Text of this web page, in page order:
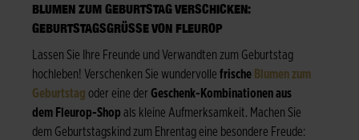
BLUMEN ZUM GEBURTSTAG VERSCHICKEN:
GEBURTSTAGSGRÜSSE VON FLEUROP
Lassen Sie Ihre Freunde und Verwandten zum Geburtstag
hochleben! Verschenken Sie wundervolle frische Blumen zum
Geburtstag oder eine der Geschenk-Kombinationen aus
dem Fleurop-Shop als kleine Aufmerksamkeit. Machen Sie
dem Geburtstagskind zum Ehrentag eine besondere Freude: